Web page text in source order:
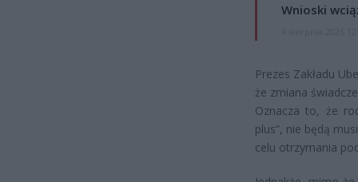
Wnioski
Prezes Zakładu
że zmiana
Oznacza to, że
plus”, nie będą
celu otrzymania